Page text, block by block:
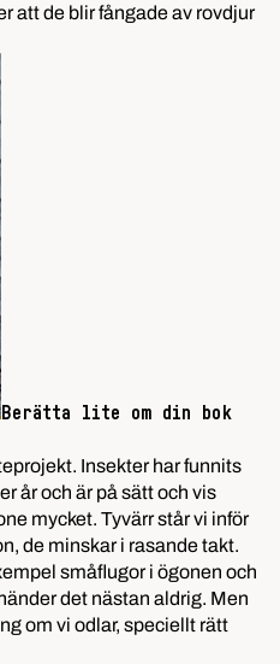
att de blir fångade av rovdjur
Berätta lite om din bok
Insekter har funnits
år och är på sätt och vis
mycket. Tyvärr står vi inför
de minskar i rasande takt.
småflugor i ögonen och
det nästan aldrig. Men
om vi odlar, speciellt rätt